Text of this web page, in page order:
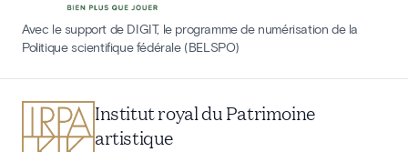
Avec le support de DIGIT, le programme de numérisation de la
Politique scientifique fédérale (BELSPO)
Institut royal du Patrimoine
artistique